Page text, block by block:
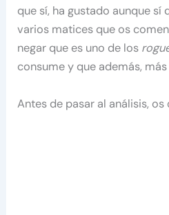
que sí, ha gustado aunque sí
varios matices que os
negar que es uno de los
consume y que además,
Antes de pasar al análisis,